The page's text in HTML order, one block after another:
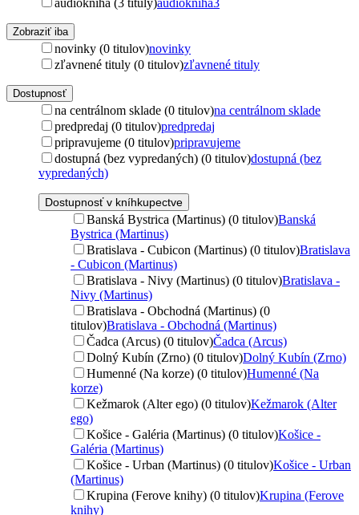
audiokniha (3 tituly)audiokniha3
Zobraziť iba
novinky (0 titulov)novinky
zľavnené tituly (0 titulov)zľavnené tituly
Dostupnosť
na centrálnom sklade (0 titulov)na centrálnom sklade
predpredaj (0 titulov)predpredaj
pripravujeme (0 titulov)pripravujeme
dostupná (bez vypredaných) (0 titulov)dostupná (bez
vypredaných)
Dostupnosť v kníhkupectve
Banská Bystrica (Martinus) (0 titulov)Banská
Bystrica (Martinus)
Bratislava - Cubicon (Martinus) (0 titulov)Bratislava
- Cubicon (Martinus)
Bratislava - Nivy (Martinus) (0 titulov)Bratislava -
Nivy (Martinus)
Bratislava - Obchodná (Martinus) (0
titulov)Bratislava - Obchodná (Martinus)
Čadca (Arcus) (0 titulov)Čadca (Arcus)
Dolný Kubín (Zrno) (0 titulov)Dolný Kubín (Zrno)
Humenné (Na korze) (0 titulov)Humenné (Na
korze)
Kežmarok (Alter ego) (0 titulov)Kežmarok (Alter
ego)
Košice - Galéria (Martinus) (0 titulov)Košice -
Galéria (Martinus)
Košice - Urban (Martinus) (0 titulov)Košice - Urban
(Martinus)
Krupina (Ferove knihy) (0 titulov)Krupina (Ferove
knihy)